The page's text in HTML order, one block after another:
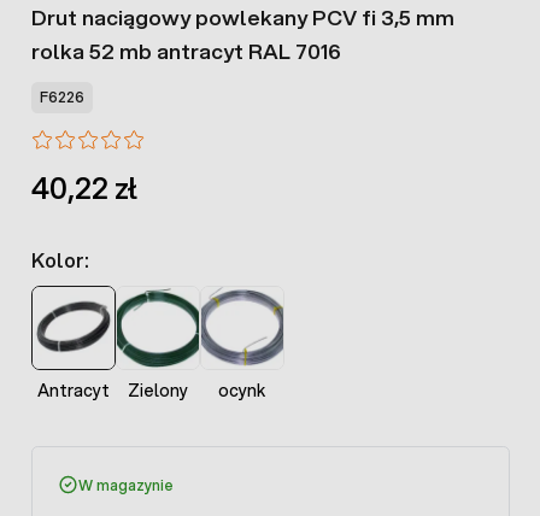
Drut naciągowy powlekany PCV fi 3,5 mm
rolka 52 mb antracyt RAL 7016
F6226
40,22 zł
Kolor:
Antracyt Zielony ocynk
W magazynie